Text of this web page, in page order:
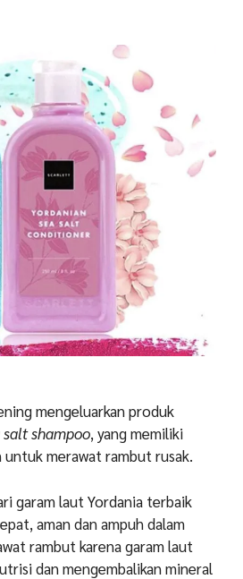
mengeluarkan produk
salt shampoo, yang memiliki
untuk merawat rambut rusak.
garam laut Yordania terbaik
aman dan ampuh dalam
rambut karena garam laut
dan mengembalikan mineral